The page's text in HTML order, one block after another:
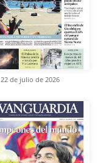
22 de julio de 2026